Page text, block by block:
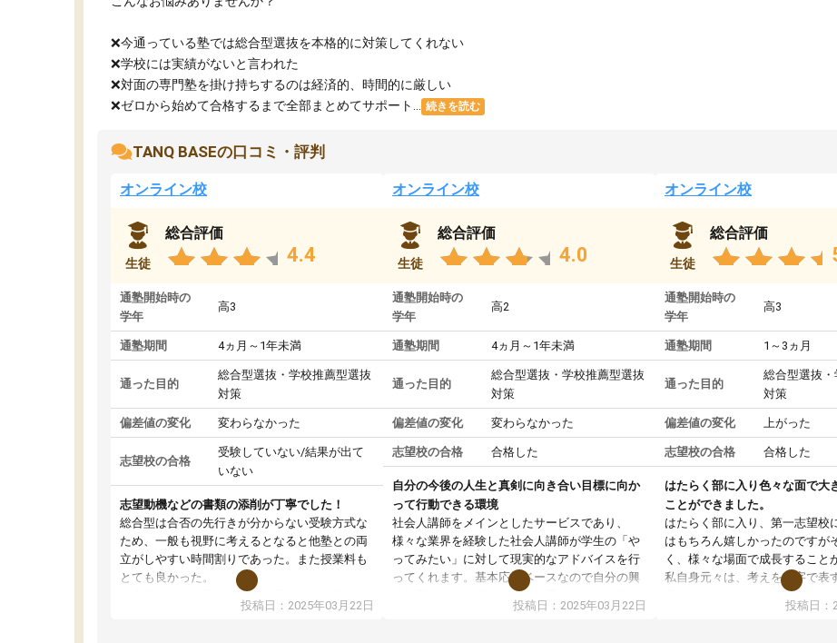
❌今通っている塾では総合型選抜を本格的に対策してくれない
❌学校には実績がないと言われた
❌対面の専門塾を掛け持ちするのは経済的、時間的に厳しい
❌ゼロから始めて合格するまで全部まとめてサポート...
続きを読む
TANQ BASEの口コミ・評判
オンライン校
生徒
総合評価
4.4
通塾開始時の
学年
高3
通塾期間 4ヵ月～1年未満
通った目的
総合型選抜・学校推薦型選抜
対策
偏差値の変化 変わらなかった
志望校の合格
受験していない/結果が出て
いない
志望動機などの書類の添削が丁寧でした！
総合型は合否の先行きが分からない受験方式な
ため、一般も視野に考えるとなると他塾との両
立がしやすい時間割りであった。また授業料も
とても良かった。
総合型の多くの塾は大学生が見ることが多い
が、はたらく部総合型コースは大学生の目だけ
投稿日：2025年03月22日
オンライン校
生徒
総合評価
4.0
通塾開始時の
学年
高2
通塾期間 4ヵ月～1年未満
通った目的
総合型選抜・学校推薦型選抜
対策
偏差値の変化 変わらなかった
志望校の合格 合格した
自分の今後の人生と真剣に向き合い目標に向か
って行動できる環境
社会人講師をメインとしたサービスであり、
様々な業界を経験した社会人講師が学生の「や
ってみたい」に対して現実的なアドバイスを行
ってくれます。基本応援ベースなので自分の興
味分野について学生知識では思いつかない部分
まで深ぼる事が出来ます。
投稿日：2025年03月22日
オンライン校
生徒
総合評価
通塾開始時の
学年
高3
通塾期間 1～3ヵ月
通った目的
総合型選抜
対策
偏差値の変化 上がった
志望校の合格 合格した
はたらく部に入り色々な面で大
ことができました。
はたらく部に入り、第一志望校
はもちろん嬉しかったのですが
く、様々な場面で成長すること
私自身元々は、考えを文字で表
意だったのですが、人前で話す
ケーションをとることが苦手で
投稿日：